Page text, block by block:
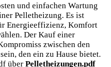
und einfachen Wartung
Pelletheizung. Es ist
Energieeffizienz, Komfort
Der Kauf einer
zwischen den
den ein zu Hause bietet.
über Pelletheizungen.pdf